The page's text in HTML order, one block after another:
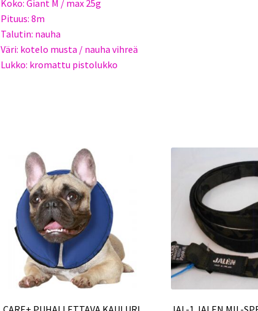
Koko: Giant M / max 25g
Pituus: 8m
Talutin: nauha
Väri: kotelo musta / nauha vihreä
Lukko: kromattu pistolukko